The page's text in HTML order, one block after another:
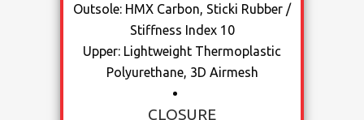
Outsole: HMX Carbon, Sticki Rubber /
Stiffness Index 10
Upper: Lightweight Thermoplastic
Polyurethane, 3D Airmesh
CLOSURE